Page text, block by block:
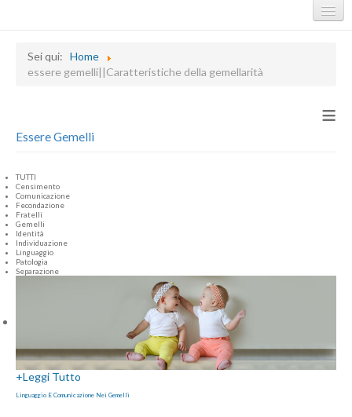
Sei qui: Home
essere gemelli||Caratteristiche della gemellarità
≡
Essere Gemelli
TUTTI
Censimento
Comunicazione
Fecondazione
Fratelli
Gemelli
Identità
Individuazione
Linguaggio
Patologia
Separazione
+Leggi Tutto
Linguaggio E Comunicazione Nei Gemelli